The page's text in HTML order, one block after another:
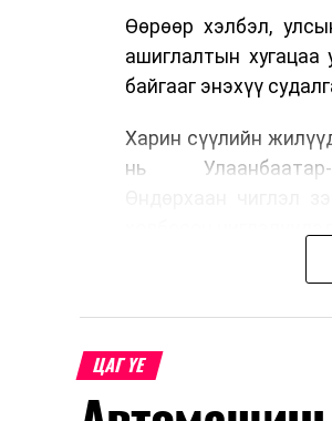
Өөрөөр хэлбэл,
ашиглалтын
байгааг энэхүү
Харин сүүлийн
нь Улаанбаатар-
Авто замын
төлөвлөхөд чухал ач
ЦАГ ҮЕ